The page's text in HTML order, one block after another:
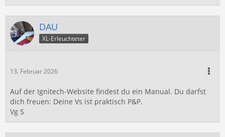
DAU
XL-Erleuchteter
13. Februar 2026
Auf der Ignitech-Website findest du ein Manual. Du darfst
dich freuen: Deine Vs ist praktisch P&P.
Vg S